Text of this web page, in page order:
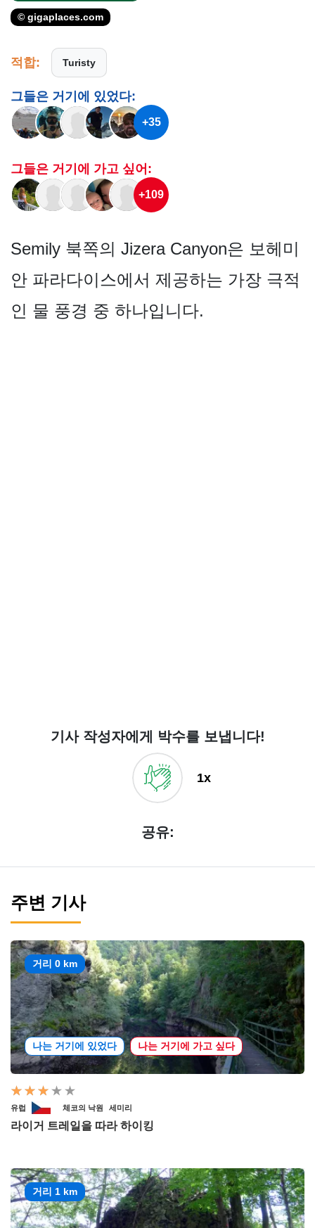
© gigaplaces.com
적합: Turisty
그들은 거기에 있었다:
+35
그들은 거기에 가고 싶어:
+109
Semily 북쪽의 Jizera Canyon은 보헤미
안 파라다이스에서 제공하는 가장 극적
인 물 풍경 중 하나입니다.
기사 작성자에게 박수를 보냅니다!
1x
공유:
주변 기사
거리 0 km
나는 거기에 있었다 나는 거기에 가고 싶다
유럽 체코의 낙원 세미리
라이거 트레일을 따라 하이킹
거리 1 km